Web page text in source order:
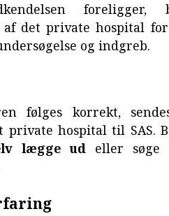
foreligger,
af det private hospital
og indgreb.
følges korrekt,
private hospital til SAS.
lægge ud eller søge